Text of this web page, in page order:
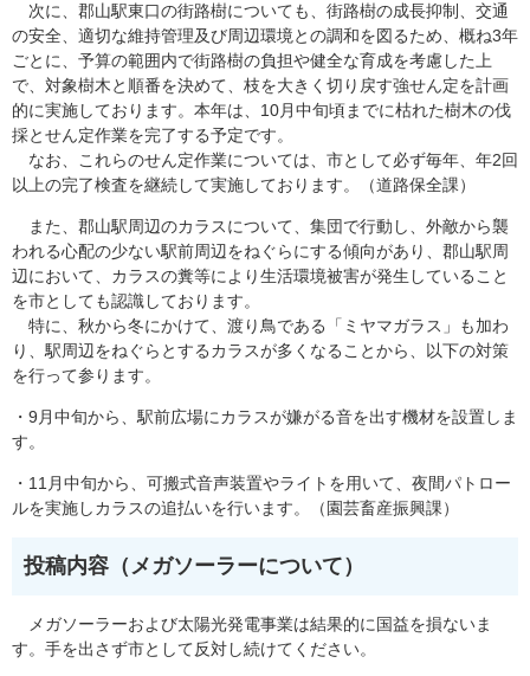
次に、郡山駅東口の街路樹についても、街路樹の成長抑制、交通
の安全、適切な維持管理及び周辺環境との調和を図るため、概ね3年
ごとに、予算の範囲内で街路樹の負担や健全な育成を考慮した上
で、対象樹木と順番を決めて、枝を大きく切り戻す強せん定を計画
的に実施しております。本年は、10月中旬頃までに枯れた樹木の伐
採とせん定作業を完了する予定です。
なお、これらのせん定作業については、市として必ず毎年、年2回
以上の完了検査を継続して実施しております。（道路保全課）
また、郡山駅周辺のカラスについて、集団で行動し、外敵から襲
われる心配の少ない駅前周辺をねぐらにする傾向があり、郡山駅周
辺において、カラスの糞等により生活環境被害が発生していること
を市としても認識しております。
特に、秋から冬にかけて、渡り鳥である「ミヤマガラス」も加わ
り、駅周辺をねぐらとするカラスが多くなることから、以下の対策
を行って参ります。
・9月中旬から、駅前広場にカラスが嫌がる音を出す機材を設置しま
す。
・11月中旬から、可搬式音声装置やライトを用いて、夜間パトロー
ルを実施しカラスの追払いを行います。（園芸畜産振興課）
投稿内容（メガソーラーについて​）
メガソーラーおよび太陽光発電事業は結果的に国益を損ないま
す。手を出さず市として反対し続けてください。